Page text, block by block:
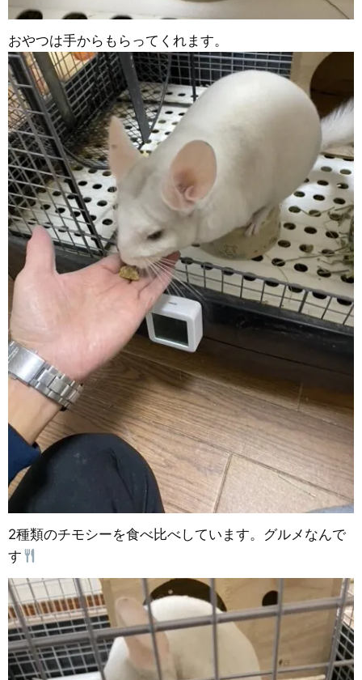
おやつは手からもらってくれます。
2種類のチモシーを食べ比べしています。グルメなんで
す